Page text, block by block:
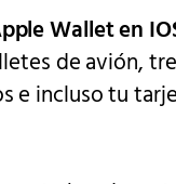
Wallet en
de avión,
e incluso tu